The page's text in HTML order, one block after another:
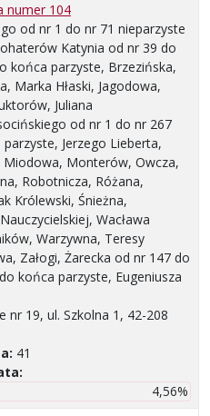
numer 104
od nr 1 do nr 71 nieparzyste
Katynia od nr 39 do
końca parzyste, Brzezińska,
Marka Hłaski, Jagodowa,
Juliana
od nr 1 do nr 267
Jerzego Lieberta,
Monterów, Owcza,
Robotnicza, Różana,
Królewski, Śnieżna,
Wacława
Warzywna, Teresy
Załogi, Żarecka od nr 147 do
końca parzyste, Eugeniusza
nr 19, ul. Szkolna 1, 42-208
41
4,56%